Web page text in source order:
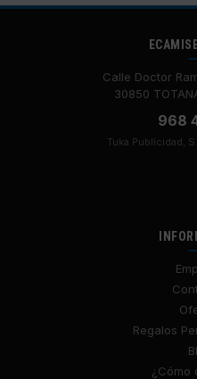
Calle Doctor
30850
968
Tuka Publicidad,
Regalos
¿Cómo